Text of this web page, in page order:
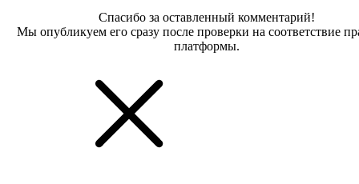
Спасибо за оставленный комментарий!
Мы опубликуем его сразу после проверки на соответствие
платформы.